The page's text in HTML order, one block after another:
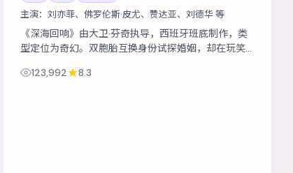
主演： 刘亦菲、佛罗伦斯·皮尤、赞达亚、刘德华 等
《深海回响》由大卫·芬奇执导，西班牙班底制作，类
型定位为奇幻。双胞胎互换身份试探婚姻，却在玩笑
赞达亚 等，表演层次丰富。节奏层层...
123,992 8.3